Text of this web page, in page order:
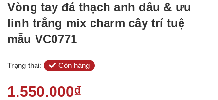
Vòng tay đá thạch anh dâu & ưu
linh trắng mix charm cây trí tuệ
mẫu VC0771
Trạng thái: Còn hàng
1.550.000₫